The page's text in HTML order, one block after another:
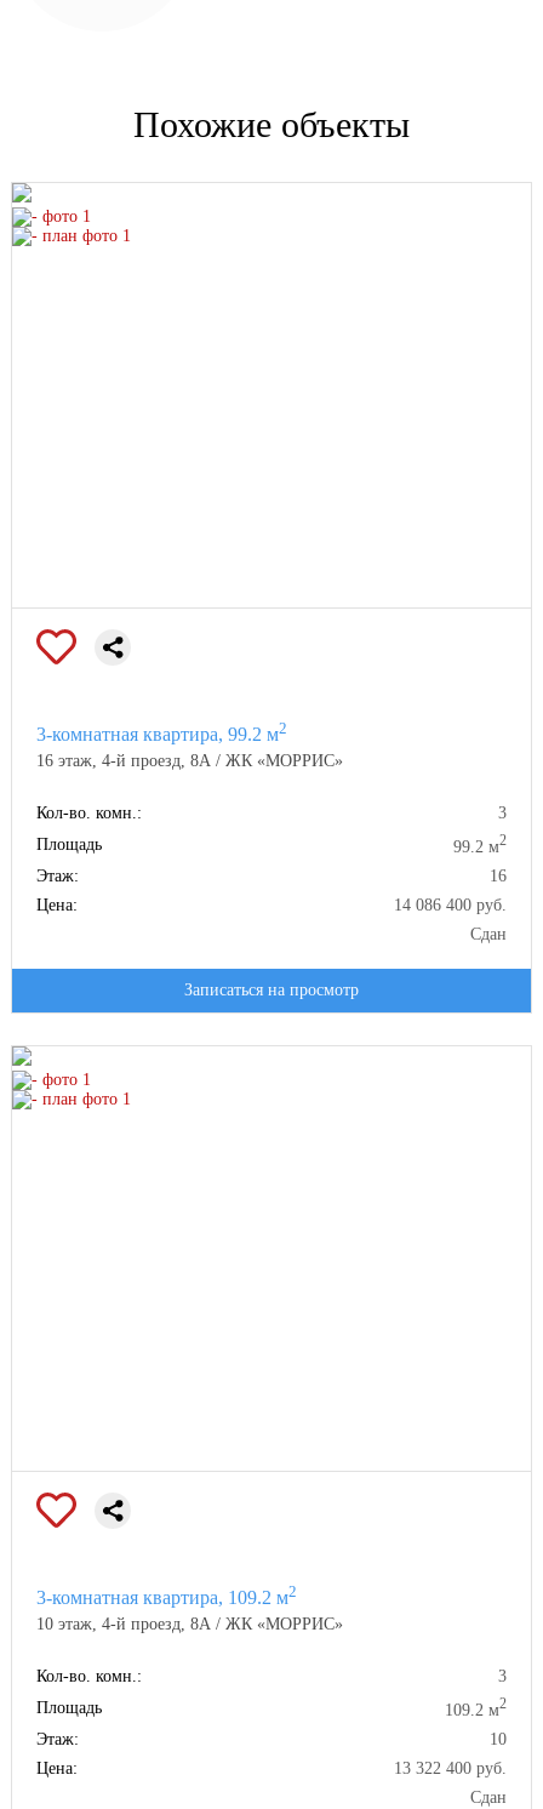
Похожие объекты
3-комнатная квартира, 99.2 м2
16 этаж, 4-й проезд, 8А / ЖК «МОРРИС»
Кол-во. комн.:
3
Площадь
99.2 м2
Этаж:
16
Цена:
14 086 400 руб.
Сдан
Записаться на просмотр
3-комнатная квартира, 109.2 м2
10 этаж, 4-й проезд, 8А / ЖК «МОРРИС»
Кол-во. комн.:
3
Площадь
109.2 м2
Этаж:
10
Цена:
13 322 400 руб.
Сдан